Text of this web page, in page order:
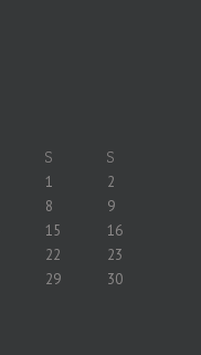
S S
1
2
8
9
15
16
22
23
29
30